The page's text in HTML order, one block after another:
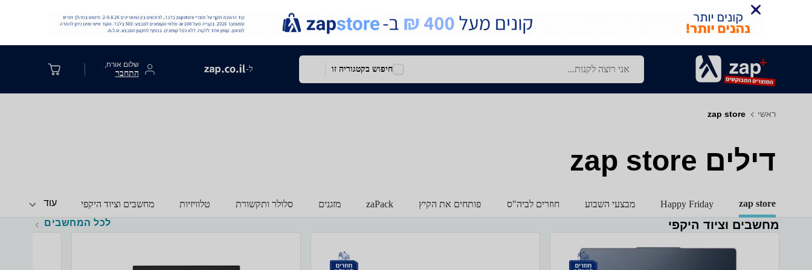
חיפוש בקטגוריה זו ל- שלום אורח,
התחבר
ראשי zap store
דילים zap store
zap store
Happy Friday מבצעי השבוע חוזרים לביה"ס פותחים את הקיץ zaPack מזגנים סלולר ותקשורת טלוויזיות מחשבים וציוד היקפי עוד
מחשבים וציוד היקפי לכל המחשבים